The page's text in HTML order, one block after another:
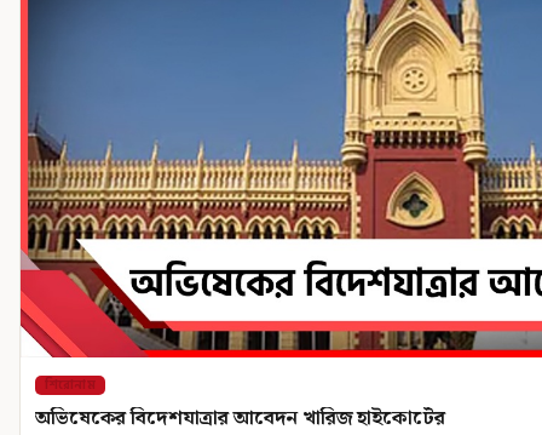
শিরোনাম
অভিষেকের বিদেশযাত্রার আবেদন খারিজ হাইকোর্টের